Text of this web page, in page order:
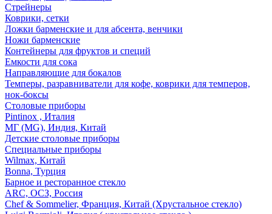
Стрейнеры
Коврики, сетки
Ложки барменские и для абсента, венчики
Ножи барменские
Контейнеры для фруктов и специй
Емкости для сока
Направляющие для бокалов
Темперы, разравниватели для кофе, коврики для темперов,
нок-боксы
Столовые приборы
Pintinox , Италия
МГ (MG), Индия, Китай
Детские столовые приборы
Специальные приборы
Wilmax, Китай
Bonna, Турция
Барное и ресторанное стекло
ARC, ОСЗ, Россия
Chef & Sommelier, Франция, Китай (Хрустальное стекло)